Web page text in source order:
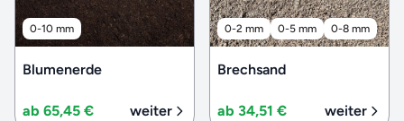
0-10 mm
Blumenerde
ab 65,45 € weiter
0-2 mm 0-5 mm 0-8 mm
Brechsand
ab 34,51 € weiter